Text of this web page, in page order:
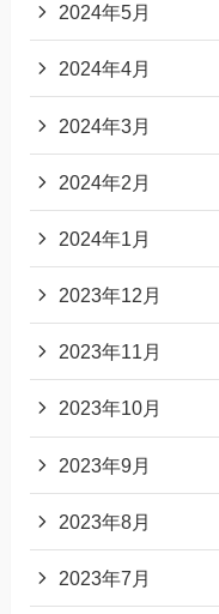
2024年5月
2024年4月
2024年3月
2024年2月
2024年1月
2023年12月
2023年11月
2023年10月
2023年9月
2023年8月
2023年7月